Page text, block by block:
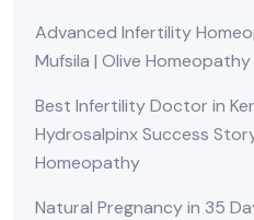
Advanced Infertility
Mufsila | Olive Homeopathy
Best Infertility Doctor in
Hydrosalpinx Success
Homeopathy
Natural Pregnancy in 35